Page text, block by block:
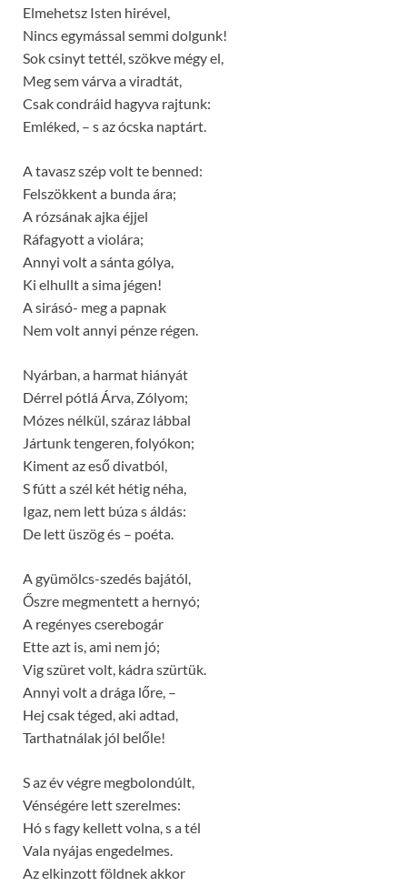
Elmehetsz Isten hirével,
Nincs egymással semmi dolgunk!
Sok csinyt tettél, szökve mégy el,
Meg sem várva a viradtát,
Csak condráid hagyva rajtunk:
Emléked, – s az ócska naptárt.
A tavasz szép volt te benned:
Felszökkent a bunda ára;
A rózsának ajka éjjel
Ráfagyott a violára;
Annyi volt a sánta gólya,
Ki elhullt a sima jégen!
A sirásó- meg a papnak
Nem volt annyi pénze régen.
Nyárban, a harmat hiányát
Dérrel pótlá Árva, Zólyom;
Mózes nélkül, száraz lábbal
Jártunk tengeren, folyókon;
Kiment az eső divatból,
S fútt a szél két hétig néha,
Igaz, nem lett búza s áldás:
De lett üszög és – poéta.
A gyümölcs-szedés bajától,
Őszre megmentett a hernyó;
A regényes cserebogár
Ette azt is, ami nem jó;
Vig szüret volt, kádra szürtük.
Annyi volt a drága lőre, –
Hej csak téged, aki adtad,
Tarthatnálak jól belőle!
S az év végre megbolondúlt,
Vénségére lett szerelmes:
Hó s fagy kellett volna, s a tél
Vala nyájas engedelmes.
Az elkinzott földnek akkor